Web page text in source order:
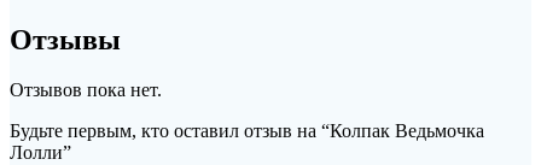
Отзывы
Отзывов пока нет.
Будьте первым, кто оставил отзыв на “Колпак Ведьмочка
Лолли”